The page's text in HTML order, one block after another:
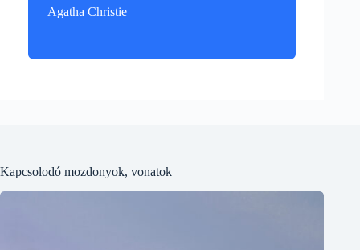
Agatha Christie
Kapcsolodó mozdonyok, vonatok